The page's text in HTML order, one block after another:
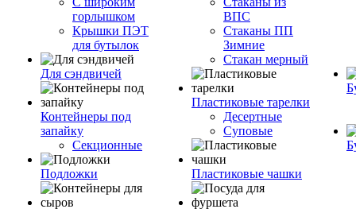
горлышком
Крышки ПЭТ
для бутылок
Для сэндвичей
Контейнеры под
запайку
Секционные
Подложки
ВПС
Стаканы ПП
Зимние
Стакан мерный
Пластиковые тарелки
Десертные
Суповые
Пластиковые чашки